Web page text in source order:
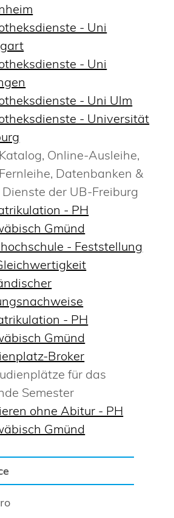
- Uni
- Uni
- Uni Ulm
- Universität
Online-Ausleihe,
Datenbanken &
der UB-Freiburg
- PH
Gmünd
- Feststellung
- PH
Gmünd
Broker
für das
Semester
ohne Abitur - PH
Gmünd